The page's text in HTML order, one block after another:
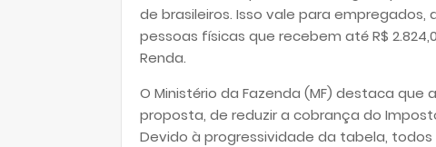
de brasileiros. Isso vale para
pessoas físicas que recebem até R$
Renda.
O Ministério da Fazenda (MF) destaca
proposta, de reduzir a cobrança do
Devido à progressividade da tabela,